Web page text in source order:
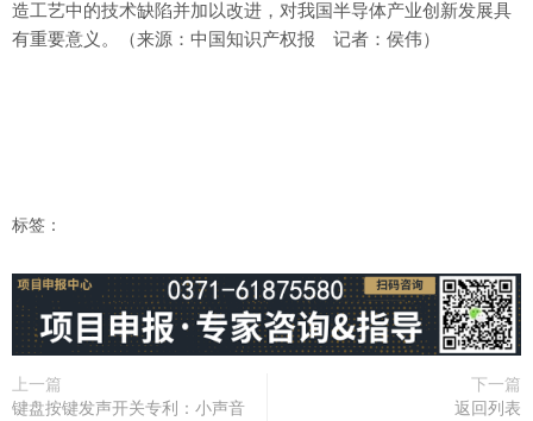
造工艺中的技术缺陷并加以改进，对我国半导体产业创新发展具
有重要意义。（来源：中国知识产权报 记者：侯伟）
标签：
上一篇
键盘按键发声开关专利：小声音
下一篇
返回列表